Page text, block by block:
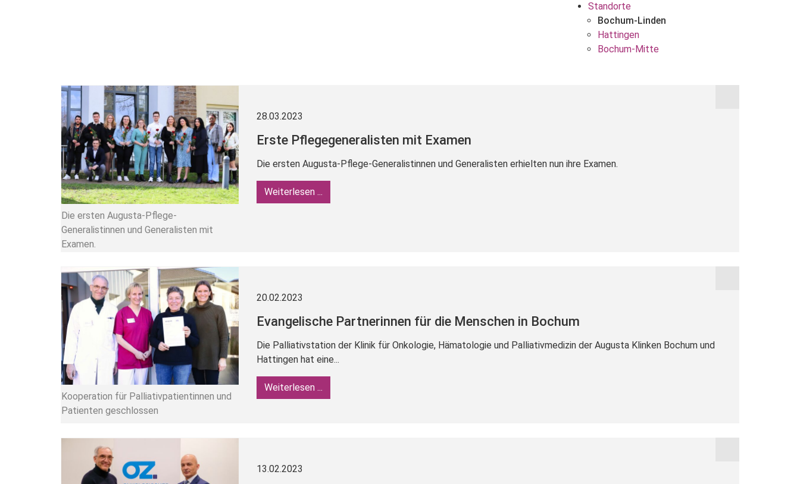
Standorte
Bochum-Linden
Hattingen
Bochum-Mitte
Die ersten Augusta-Pflege-
Generalistinnen und Generalisten mit
Examen.
28.03.2023
Erste Pflegegeneralisten mit Examen
Die ersten Augusta-Pflege-Generalistinnen und Generalisten erhielten nun ihre Examen.
Weiterlesen ...
Kooperation für Palliativpatientinnen und
Patienten geschlossen
20.02.2023
Evangelische Partnerinnen für die Menschen in Bochum
Die Palliativstation der Klinik für Onkologie, Hämatologie und Palliativmedizin der Augusta Klinken Bochum und
Hattingen hat eine...
Weiterlesen ...
13.02.2023